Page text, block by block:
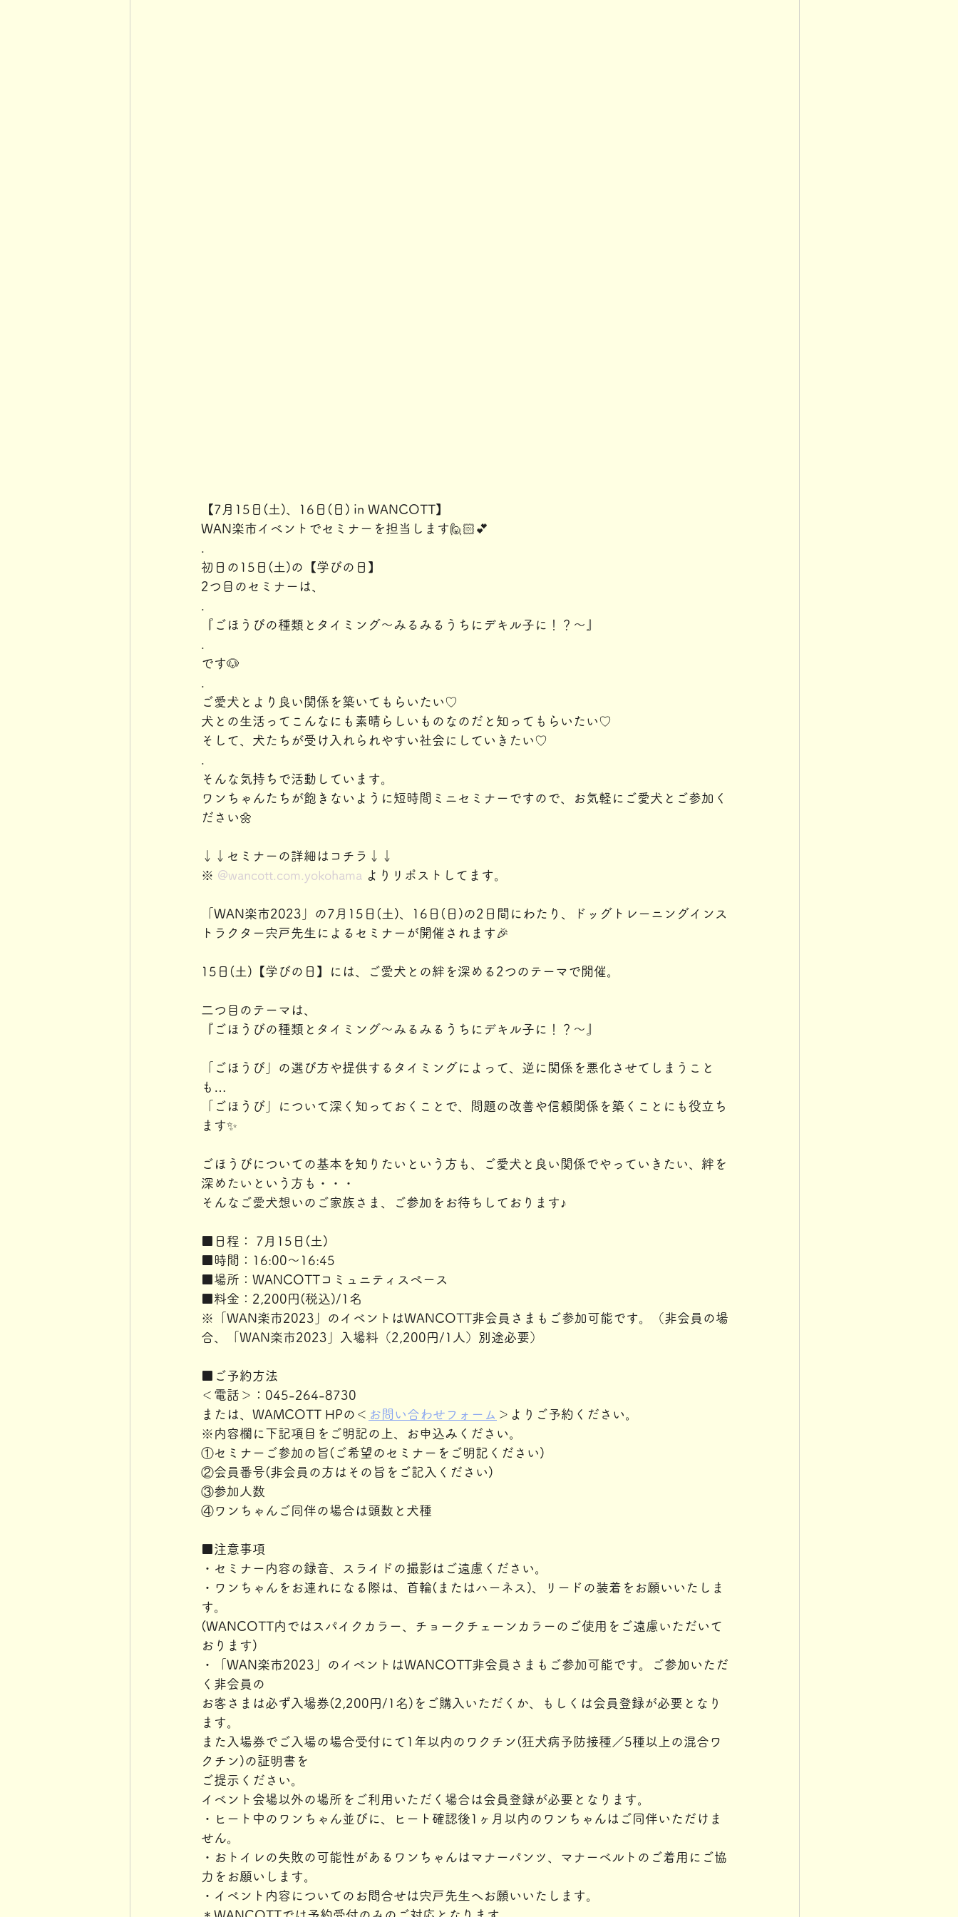
【7月15日(土)、16日(日) in WANCOTT】
WAN楽市イベントでセミナーを担当します🙋🏻💕
初日の15日(土)の【学びの日】
2つ目のセミナーは、
『ごほうびの種類とタイミング～みるみるうちにデキル子に！？～』
です🐶
ご愛犬とより良い関係を築いてもらいたい♡
犬との生活ってこんなにも素晴らしいものなのだと知ってもらいたい♡
そして、犬たちが受け入れられやすい社会にしていきたい♡
そんな気持ちで活動しています。
ワンちゃんたちが飽きないように短時間ミニセミナーですので、お気軽にご愛犬とご参加く
ださい🌼
↓↓セミナーの詳細はコチラ↓↓
※ @wancott.com.yokohama よりリポストしてます。
「WAN楽市2023」の7月15日(土)、16日(日)の2日間にわたり、ドッグトレーニングインス
トラクター宍戸先生によるセミナーが開催されます🎉
15日(土)【学びの日】には、ご愛犬との絆を深める2つのテーマで開催。
二つ目のテーマは、
『ごほうびの種類とタイミング～みるみるうちにデキル子に！？～』
「ごほうび」の選び方や提供するタイミングによって、逆に関係を悪化させてしまうこと
も…
「ごほうび」について深く知っておくことで、問題の改善や信頼関係を築くことにも役立ち
ます✨
ごほうびについての基本を知りたいという方も、ご愛犬と良い関係でやっていきたい、絆を
深めたいという方も・・・
そんなご愛犬想いのご家族さま、ご参加をお待ちしております♪
■日程： 7月15日(土)
■時間：16:00～16:45
■場所：WANCOTTコミュニティスペース
■料金：2,200円(税込)/1名
※「WAN楽市2023」のイベントはWANCOTT非会員さまもご参加可能です。（非会員の場
合、「WAN楽市2023」入場料（2,200円/1人）別途必要）
■ご予約方法
＜電話＞：045-264-8730
または、WAMCOTT HPの＜ お問い合わせフォーム ＞よりご予約ください。
※内容欄に下記項目をご明記の上、お申込みください。
①セミナーご参加の旨(ご希望のセミナーをご明記ください)
②会員番号(非会員の方はその旨をご記入ください)
③参加人数
④ワンちゃんご同伴の場合は頭数と犬種
■注意事項
・セミナー内容の録音、スライドの撮影はご遠慮ください。
・ワンちゃんをお連れになる際は、首輪(またはハーネス)、リードの装着をお願いいたしま
す。
(WANCOTT内ではスパイクカラー、チョークチェーンカラーのご使用をご遠慮いただいて
おります)
・「WAN楽市2023」のイベントはWANCOTT非会員さまもご参加可能です。ご参加いただ
く非会員の
お客さまは必ず入場券(2,200円/1名)をご購入いただくか、もしくは会員登録が必要となり
ます。
また入場券でご入場の場合受付にて1年以内のワクチン(狂犬病予防接種／5種以上の混合ワ
クチン)の証明書を
ご提示ください。
イベント会場以外の場所をご利用いただく場合は会員登録が必要となります。
・ヒート中のワンちゃん並びに、ヒート確認後1ヶ月以内のワンちゃんはご同伴いただけま
せん。
・おトイレの失敗の可能性があるワンちゃんはマナーパンツ、マナーベルトのご着用にご協
力をお願いします。
・イベント内容についてのお問合せは宍戸先生へお願いいたします。